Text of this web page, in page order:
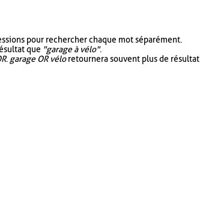
pour rechercher chaque mot séparément.
que "garage à vélo".
. garage OR véloretournera souvent plus de résultat